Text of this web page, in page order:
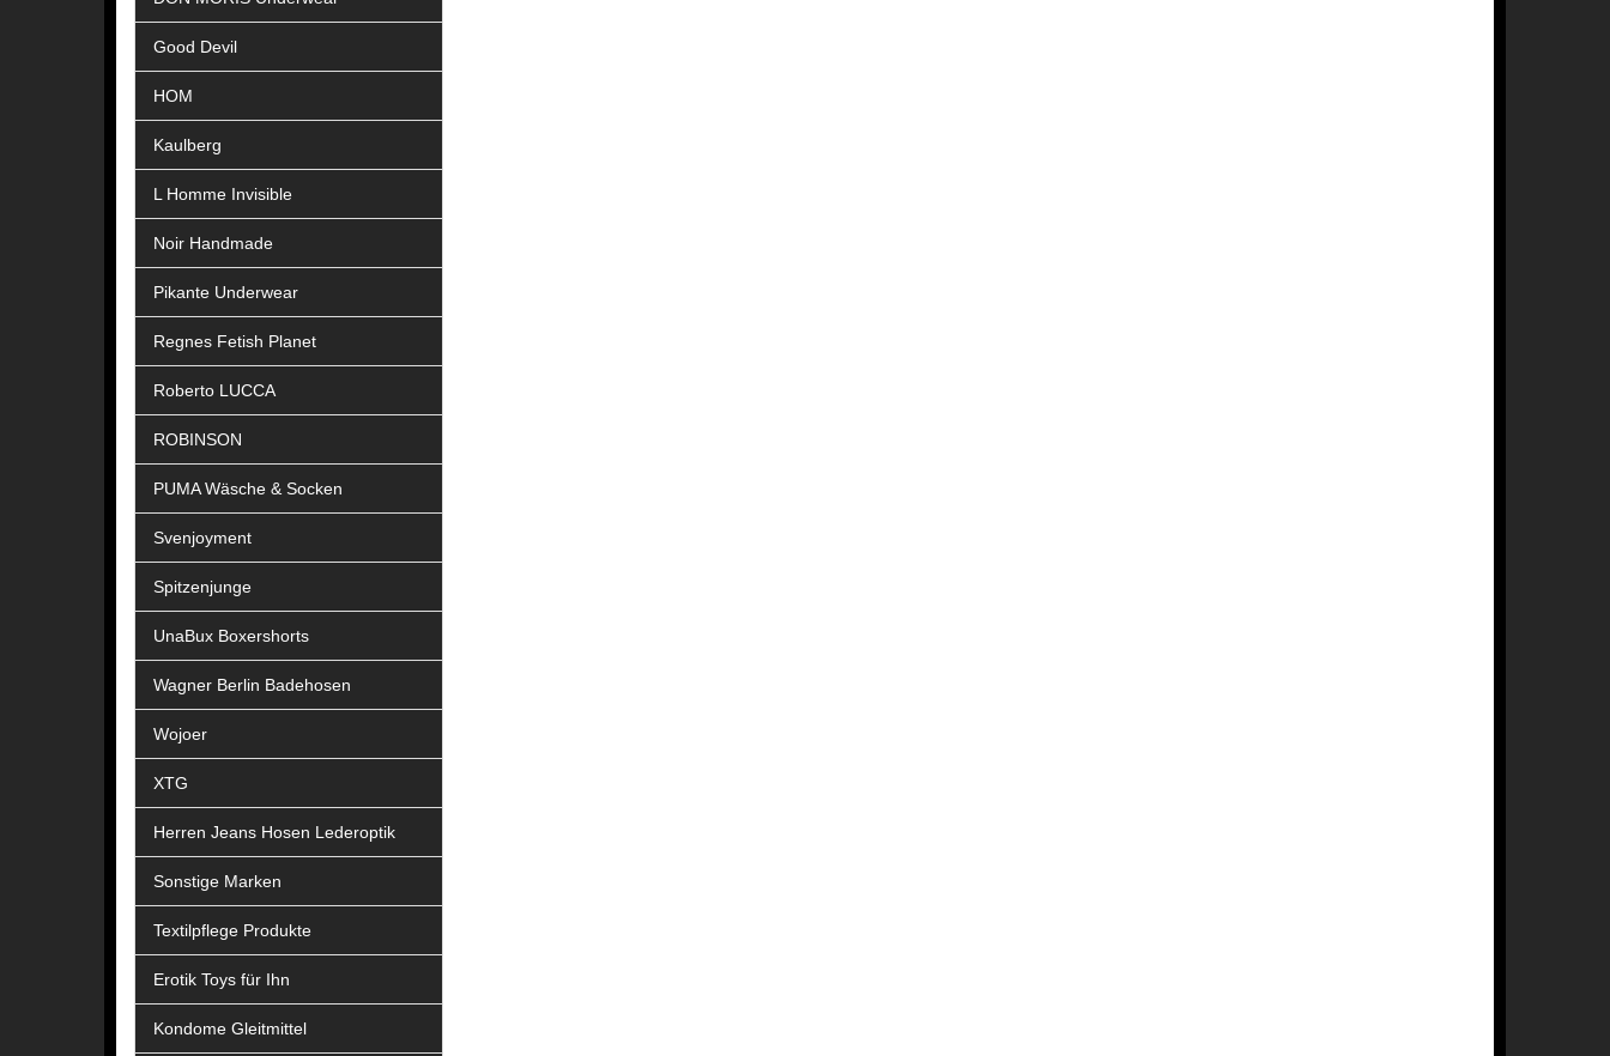
Good Devil
HOM
Kaulberg
L Homme Invisible
Noir Handmade
Pikante Underwear
Regnes Fetish Planet
Roberto LUCCA
ROBINSON
PUMA Wäsche & Socken
Svenjoyment
Spitzenjunge
UnaBux Boxershorts
Wagner Berlin Badehosen
Wojoer
XTG
Herren Jeans Hosen Lederoptik
Sonstige Marken
Textilpflege Produkte
Erotik Toys für Ihn
Kondome Gleitmittel